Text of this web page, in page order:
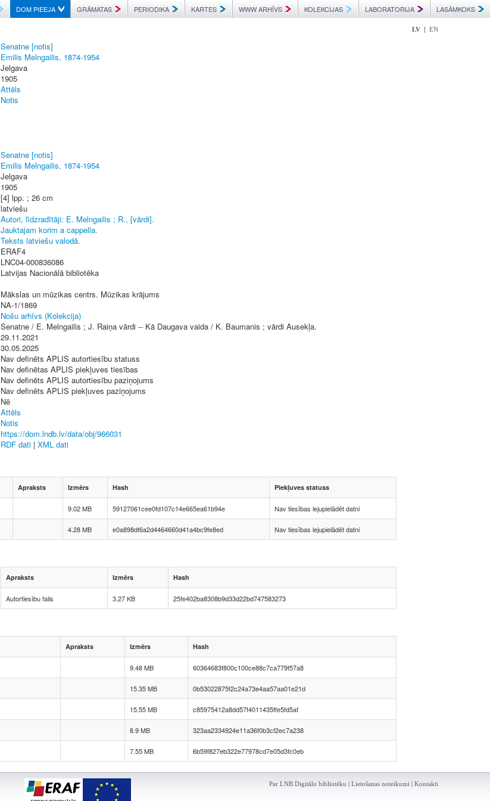
DOM PIEEJA GRĀMATAS PERIODIKA KARTES WWW ARHĪVS KOLEKCIJAS LABORATORIJA LASĀMKOKS
LV | EN
Senatne [notis]
Emilis Melngailis, 1874-1954
Jelgava
1905
Attēls
Notis
Senatne [notis]
Emilis Melngailis, 1874-1954
Jelgava
1905
[4] lpp. ; 26 cm
latviešu
Autori, līdzradītāji: E. Melngailis ; R., [vārdi].
Jauktajam korim a cappella.
Teksts latviešu valodā.
ERAF4
LNC04-000836086
Latvijas Nacionālā bibliotēka
Mākslas un mūzikas centrs. Mūzikas krājums
NA-1/1869
Nošu arhīvs (Kolekcija)
Senatne / E. Melngailis ; J. Raiņa vārdi -- Kā Daugava vaida / K. Baumanis ; vārdi Ausekļa.
29.11.2021
30.05.2025
Nav definēts APLIS autortiesību statuss
Nav definētas APLIS piekļuves tiesības
Nav definēts APLIS autortiesību paziņojums
Nav definēts APLIS piekļuves paziņojums
Nē
Attēls
Notis
https://dom.lndb.lv/data/obj/966031
RDF dati | XML dati
Apraksts Izmērs Hash Piekļuves statuss
9.02 MB 59127061cee0fd107c14e665ea61b94e Nav tiesības lejupielādēt datni
4.28 MB e0a898df6a2d4464660d41a4bc9fe8ed Nav tiesības lejupielādēt datni
Apraksts Izmērs Hash
Autortiesību fails 3.27 KB 25fe402ba8308b9d33d22bd747583273
Apraksts Izmērs Hash
9.48 MB 60364683f800c100ce88c7ca779f57a8
15.35 MB 0b53022875f2c24a73e4aa57aa01e21d
15.55 MB c85975412a8dd57f4011435ffe5fd5af
8.9 MB 323aa2334924e11a36f0b3cf2ec7a238
7.55 MB 6b59f827eb322e77978cd7e05d3fc0eb
Par LNB Digitālo bibliotēku | Lietošanas noteikumi | Kontakti